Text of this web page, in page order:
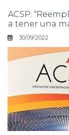
ACSP:
a tener una
30/09/2022